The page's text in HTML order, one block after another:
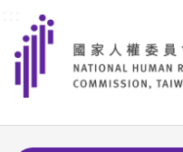
前往主要內容區塊